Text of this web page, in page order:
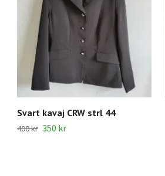
Svart kavaj CRW strl 44
400 kr 350 kr